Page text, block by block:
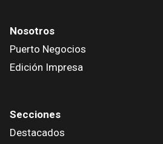
Nosotros
Puerto Negocios
Edición Impresa
Secciones
Destacados